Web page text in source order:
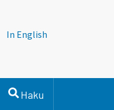
In English
Haku